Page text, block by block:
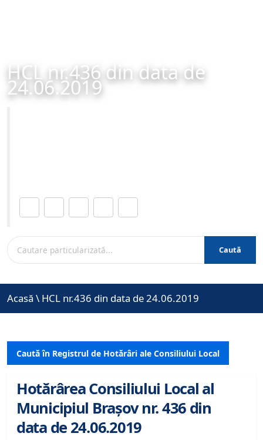
HCL nr.436 din data de
24.06.2019
Caută
Acasă \ HCL nr.436 din data de 24.06.2019
Caută în Registrul de Hotărâri ale Consiliului Local
Hotărârea Consiliului Local al
Municipiul Brașov nr. 436 din
data de 24.06.2019